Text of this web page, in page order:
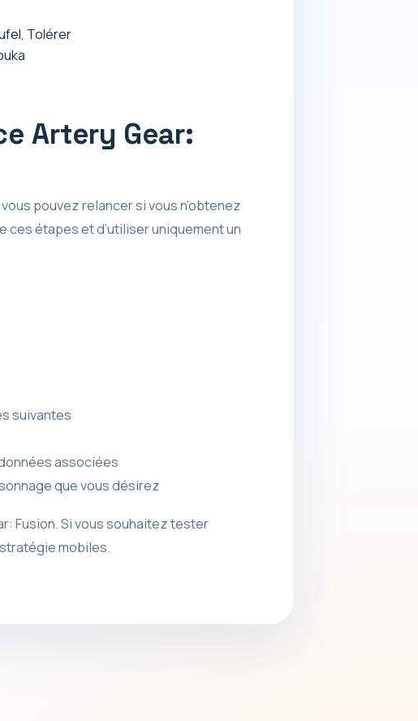
Tolérer
Artery Gear:
pouvez relancer si vous n’obtenez
ces étapes et d’utiliser uniquement un
suivantes
associées
que vous désirez
Fusion. Si vous souhaitez tester
mobiles.